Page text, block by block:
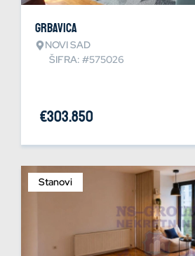
Grbavica
NOVI SAD
ŠIFRA: #575026
€303.850
Stanovi